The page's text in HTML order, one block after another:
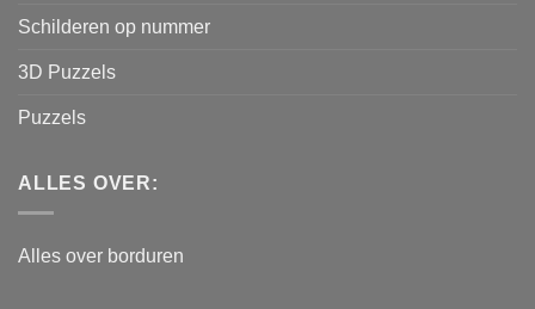
Schilderen op nummer
3D Puzzels
Puzzels
ALLES OVER:
Alles over borduren